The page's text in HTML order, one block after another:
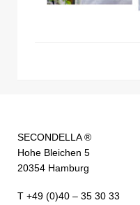
SECONDELLA ®
Hohe Bleichen 5
20354 Hamburg
T +49 (0)40 – 35 30 33